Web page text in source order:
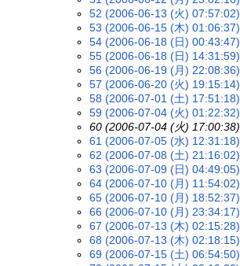
52 (2006-06-13 (火) 07:57:02)
53 (2006-06-15 (木) 01:06:37)
54 (2006-06-18 (日) 00:43:47)
55 (2006-06-18 (日) 14:31:59)
56 (2006-06-19 (月) 22:08:36)
57 (2006-06-20 (火) 19:15:14)
58 (2006-07-01 (土) 17:51:18)
59 (2006-07-04 (火) 01:22:32)
60 (2006-07-04 (火) 17:00:38)
61 (2006-07-05 (水) 12:31:18)
62 (2006-07-08 (土) 21:16:02)
63 (2006-07-09 (日) 04:49:05)
64 (2006-07-10 (月) 11:54:02)
65 (2006-07-10 (月) 18:52:37)
66 (2006-07-10 (月) 23:34:17)
67 (2006-07-13 (木) 02:15:28)
68 (2006-07-13 (木) 02:18:15)
69 (2006-07-15 (土) 06:54:50)